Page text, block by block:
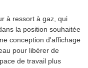
à ressort à gaz, qui
la position souhaitée
conception d'affichage
pour libérer de
de travail plus